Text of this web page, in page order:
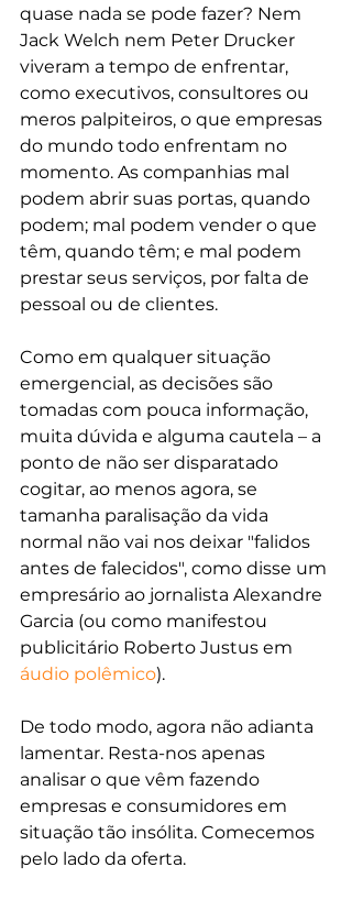
quase nada se pode fazer? Nem
Jack Welch nem Peter Drucker
viveram a tempo de enfrentar,
como executivos, consultores ou
meros palpiteiros, o que empresas
do mundo todo enfrentam no
momento. As companhias mal
podem abrir suas portas, quando
podem; mal podem vender o que
têm, quando têm; e mal podem
prestar seus serviços, por falta de
pessoal ou de clientes.
Como em qualquer situação
emergencial, as decisões são
tomadas com pouca informação,
muita dúvida e alguma cautela – a
ponto de não ser disparatado
cogitar, ao menos agora, se
tamanha paralisação da vida
normal não vai nos deixar "falidos
antes de falecidos", como disse um
empresário ao jornalista Alexandre
Garcia (ou como manifestou
publicitário Roberto Justus em
áudio polêmico).
De todo modo, agora não adianta
lamentar. Resta-nos apenas
analisar o que vêm fazendo
empresas e consumidores em
situação tão insólita. Comecemos
pelo lado da oferta.